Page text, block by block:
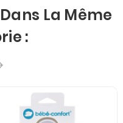
La Même
: